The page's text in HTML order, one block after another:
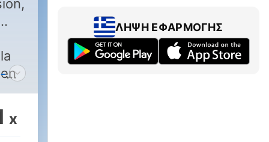
x
ΛΉΨΗ ΕΦΑΡΜΟΓΉΣ